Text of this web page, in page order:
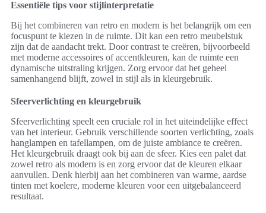
Essentiële tips voor stijlinterpretatie
Bij het combineren van retro en modern is het belangrijk om een
focuspunt te kiezen in de ruimte. Dit kan een retro meubelstuk
zijn dat de aandacht trekt. Door contrast te creëren, bijvoorbeeld
met moderne accessoires of accentkleuren, kan de ruimte een
dynamische uitstraling krijgen. Zorg ervoor dat het geheel
samenhangend blijft, zowel in stijl als in kleurgebruik.
Sfeerverlichting en kleurgebruik
Sfeerverlichting speelt een cruciale rol in het uiteindelijke effect
van het interieur. Gebruik verschillende soorten verlichting, zoals
hanglampen en tafellampen, om de juiste ambiance te creëren.
Het kleurgebruik draagt ook bij aan de sfeer. Kies een palet dat
zowel retro als modern is en zorg ervoor dat de kleuren elkaar
aanvullen. Denk hierbij aan het combineren van warme, aardse
tinten met koelere, moderne kleuren voor een uitgebalanceerd
resultaat.